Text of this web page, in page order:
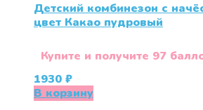
Детский комбинезон с
цвет Какао пудровый
Купите и получите 97
1930 ₽
В корзину